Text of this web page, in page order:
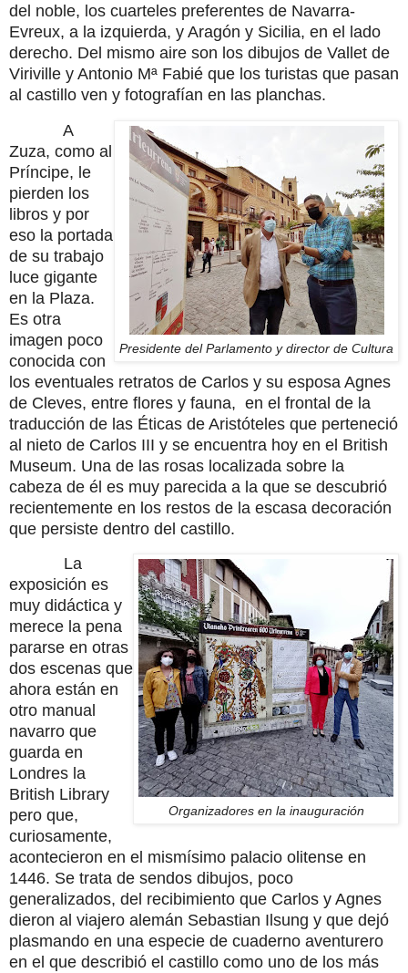
del noble, los cuarteles preferentes de Navarra-
Evreux, a la izquierda, y Aragón y Sicilia, en el lado
derecho. Del mismo aire son los dibujos de Vallet de
Viriville y Antonio Mª Fabié que los turistas que pasan
al castillo ven y fotografían en las planchas.
Presidente del Parlamento y director de Cultura
A
Zuza, como al
Príncipe, le
pierden los
libros y por
eso la portada
de su trabajo
luce gigante
en la Plaza.
Es otra
imagen poco
conocida con
los eventuales retratos de Carlos y su esposa Agnes
de Cleves, entre flores y fauna, en el frontal de la
traducción de las Éticas de Aristóteles que perteneció
al nieto de Carlos III y se encuentra hoy en el British
Museum. Una de las rosas localizada sobre la
cabeza de él es muy parecida a la que se descubrió
recientemente en los restos de la escasa decoración
que persiste dentro del castillo.
Organizadores en la inauguración
La
exposición es
muy didáctica y
merece la pena
pararse en otras
dos escenas que
ahora están en
otro manual
navarro que
guarda en
Londres la
British Library
pero que,
curiosamente,
acontecieron en el mismísimo palacio olitense en
1446. Se trata de sendos dibujos, poco
generalizados, del recibimiento que Carlos y Agnes
dieron al viajero alemán Sebastian Ilsung y que dejó
plasmando en una especie de cuaderno aventurero
en el que describió el castillo como uno de los más